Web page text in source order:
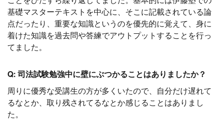
基礎マスターテキストを中心に、そこに記載されている論
点だったり、重要な知識というのを優先的に覚えて、身に
着けた知識を過去問や答練でアウトプットすることを行っ
てました。
Q: 司法試験勉強中に壁にぶつかることはありましたか？
周りに優秀な受講生の方が多くいたので、自分だけ遅れて
るなとか、取り残されてるなとか感じることはありまし
た。